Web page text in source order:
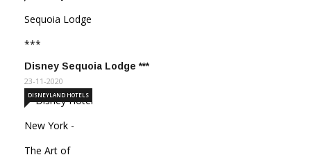
Disney Sequoia Lodge ***
23-11-2020
DISNEYLAND HOTELS